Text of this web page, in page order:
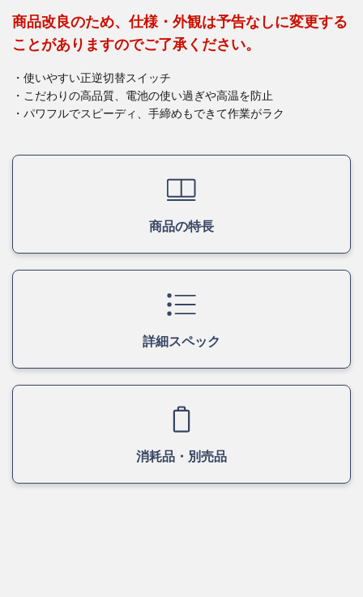
商品改良のため、仕様・外観は予告なしに変更する
ことがありますのでご了承ください。
・使いやすい正逆切替スイッチ
・こだわりの高品質、電池の使い過ぎや高温を防止
・パワフルでスピーディ、手締めもできて作業がラク
商品の特長
詳細スペック
消耗品・別売品